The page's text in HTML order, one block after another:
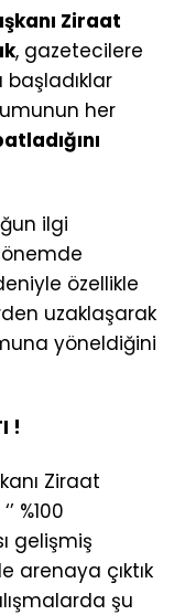
Ziraat
, gazetecilere
başladıklar
her
ilgi
özellikle
uzaklaşarak
yöneldiğini
!
Ziraat
%100
gelişmiş
arenaya çıktık
şu